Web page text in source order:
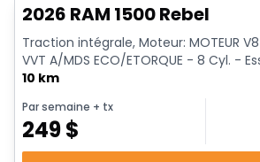
2026 RAM 1500 Rebel
Traction intégrale, Moteur: MOTEUR V8
VVT A/MDS ECO/ETORQUE - 8 Cyl. -
10 km
Par semaine + tx
249$